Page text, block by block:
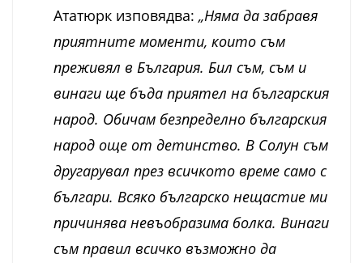
Ататюрк изповядва: „Няма да забравя
приятните моменти, които съм
преживял в България. Бил съм, съм и
винаги ще бъда приятел на българския
народ. Обичам безпределно българския
народ още от детинство. В Солун съм
другарувал през всичкото време само с
българи. Всяко българско нещастие ми
причинява невъобразима болка. Винаги
съм правил всичко възможно да